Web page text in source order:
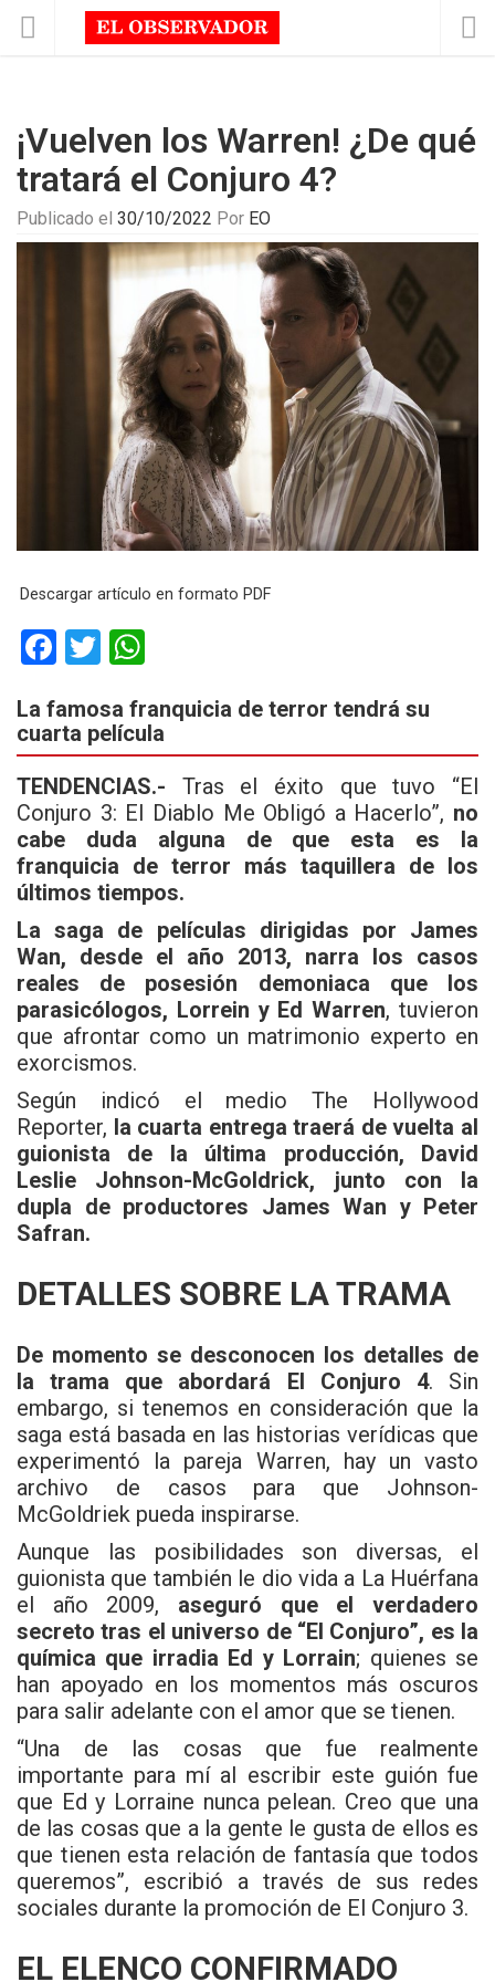
¡Vuelven los Warren! ¿De qué
tratará el Conjuro 4?
Publicado el 30/10/2022 Por EO
Descargar artículo en formato PDF
F
ce
b
o
o
k
T
tt
er
at
s
A
p
p
La famosa franquicia de terror tendrá su
cuarta película
TENDENCIAS.- Tras el éxito que tuvo “El
Conjuro 3: El Diablo Me Obligó a Hacerlo”, no
cabe duda alguna de que esta es la
franquicia de terror más taquillera de los
últimos tiempos.
La saga de películas dirigidas por James
Wan, desde el año 2013, narra los casos
reales de posesión demoniaca que los
parasicólogos, Lorrein y Ed Warren, tuvieron
que afrontar como un matrimonio experto en
exorcismos.
Según indicó el medio The Hollywood
Reporter, la cuarta entrega traerá de vuelta al
guionista de la última producción, David
Leslie Johnson-McGoldrick, junto con la
dupla de productores James Wan y Peter
Safran.
DETALLES SOBRE LA TRAMA
De momento se desconocen los detalles de
la trama que abordará El Conjuro 4. Sin
embargo, si tenemos en consideración que la
saga está basada en las historias verídicas que
experimentó la pareja Warren, hay un vasto
archivo de casos para que Johnson-
McGoldriek pueda inspirarse.
Aunque las posibilidades son diversas, el
guionista que también le dio vida a La Huérfana
el año 2009, aseguró que el verdadero
secreto tras el universo de “El Conjuro”, es la
química que irradia Ed y Lorrain; quienes se
han apoyado en los momentos más oscuros
para salir adelante con el amor que se tienen.
“Una de las cosas que fue realmente
importante para mí al escribir este guión fue
que Ed y Lorraine nunca pelean. Creo que una
de las cosas que a la gente le gusta de ellos es
que tienen esta relación de fantasía que todos
queremos”, escribió a través de sus redes
sociales durante la promoción de El Conjuro 3.
EL ELENCO CONFIRMADO